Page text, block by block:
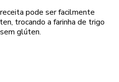
pode ser facilmente
trocando a farinha de trigo
glúten.